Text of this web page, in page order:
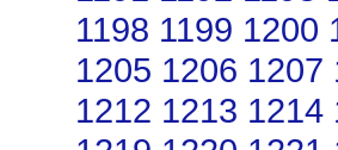
1198 1199 1200
1205 1206 1207
1212 1213 1214